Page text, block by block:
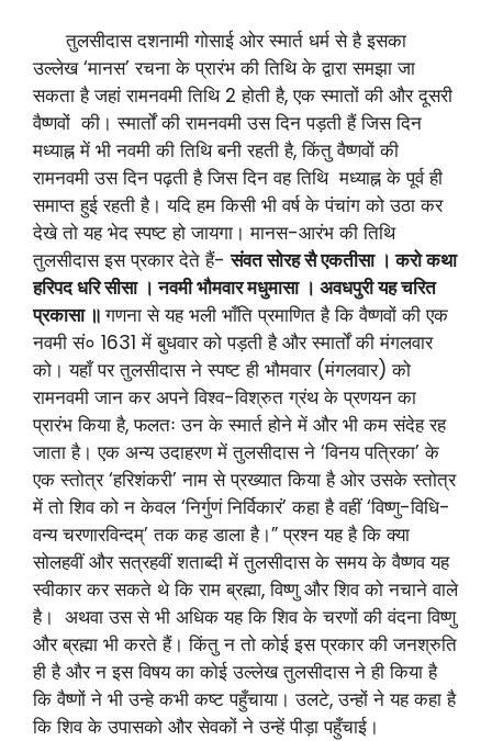
तुलसीदास दशनामी गोसाई ओर स्मार्त धर्म से है इसका
उल्लेख ‘मानस’ रचना के प्रारंभ की तिथि के द्वारा समझा जा
सकता है जहां रामनवमी तिथि 2 होती है, एक स्मातों की और दूसरी
वैष्णवों की। स्मार्तों की रामनवमी उस दिन पड़ती हैं जिस दिन
मध्याह्न में भी नवमी की तिथि बनी रहती है, किंतु वैष्णवों की
रामनवमी उस दिन पढ़ती है जिस दिन वह तिथि मध्याह्न के पूर्व ही
समाप्त हुई रहती है। यदि हम किसी भी वर्ष के पंचांग को उठा कर
देखे तो यह भेद स्पष्ट हो जायगा। मानस-आरंभ की तिथि
तुलसीदास इस प्रकार देते हैं-संवत सोरह सै एकतीसा । करो कथा
हरिपद धरि सीसा । नवमी भौमवार मधुमासा । अवधपुरी यह चरित
प्रकासा ॥गणना से यह भली भाँति प्रमाणित है कि वैष्णवों की एक
नवमी सं० 1631 में बुधवार को पड़ती है और स्मार्तों की मंगलवार
को। यहाँ पर तुलसीदास ने स्पष्ट ही भौमवार (मंगलवार) को
रामनवमी जान कर अपने विश्व-विश्रुत ग्रंथ के प्रणयन का
प्रारंभ किया है, फलतः उन के स्मार्त होने में और भी कम संदेह रह
जाता है। एक अन्य उदाहरण में तुलसीदास ने ‘विनय पत्रिका’ के
एक स्तोत्र ‘हरिशंकरी’ नाम से प्रख्यात किया है ओर उसके स्तोत्र
में तो शिव को न केवल ‘निर्गुणं निर्विकारं’ कहा है वहीं ‘विष्णु-विधि-
वन्य चरणारविन्दम्’ तक कह डाला है।” प्रश्न यह है कि क्या
सोलहवीं और सत्रहवीं शताब्दी में तुलसीदास के समय के वैष्णव यह
स्वीकार कर सकते थे कि राम ब्रह्मा, विष्णु और शिव को नचाने वाले
है। अथवा उस से भी अधिक यह कि शिव के चरणों की वंदना विष्णु
और ब्रह्मा भी करते हैं। किंतु न तो कोई इस प्रकार की जनश्रुति
ही है और न इस विषय का कोई उल्लेख तुलसीदास ने ही किया है
कि वैष्णों ने भी उन्हे कभी कष्ट पहुँचाया। उलटे, उन्हों ने यह कहा है
कि शिव के उपासको और सेवकों ने उन्हें पीड़ा पहुँचाई।